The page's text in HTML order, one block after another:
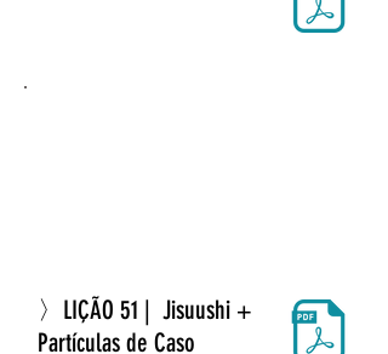
〉LIÇÃO 51 | Jisuushi +
Partículas de Caso